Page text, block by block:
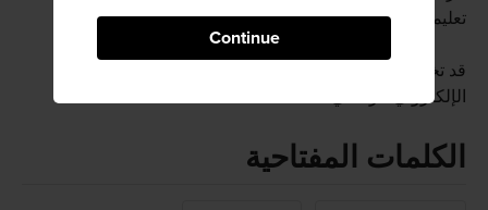
Continue
تعليمية وثقافية.
قد تختلف أحدث المعلومات المتاحة؛ فيرجى زيارة الموقع
الإلكتروني الرسمي
الكلمات المفتاحية